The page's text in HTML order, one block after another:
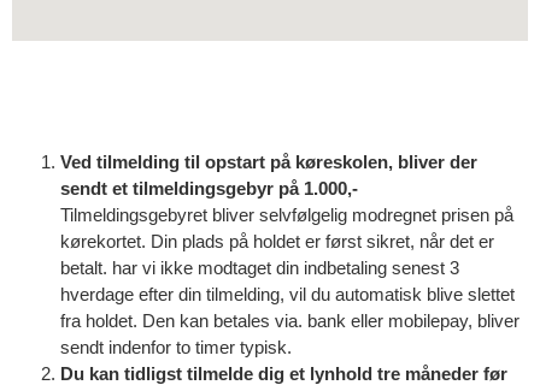
Ved tilmelding til opstart på køreskolen, bliver der
sendt et tilmeldingsgebyr på 1.000,-
Tilmeldingsgebyret bliver selvfølgelig modregnet prisen på
kørekortet. Din plads på holdet er først sikret, når det er
betalt. har vi ikke modtaget din indbetaling senest 3
hverdage efter din tilmelding, vil du automatisk blive slettet
fra holdet. Den kan betales via. bank eller mobilepay, bliver
sendt indenfor to timer typisk.
Du kan tidligst tilmelde dig et lynhold tre måneder før